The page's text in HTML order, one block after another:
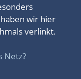
wir hier
verlinkt.
Netz?